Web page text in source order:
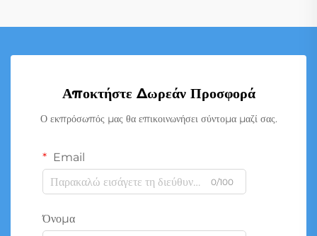
Αποκτήστε Δωρεάν Προσφορά
Ο εκπρόσωπός μας θα επικοινωνήσει σύντομα μαζί σας.
Email
0/100
Όνομα